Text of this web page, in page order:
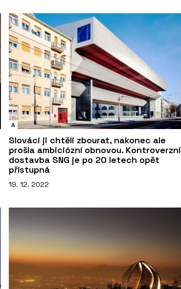
A
Slováci ji chtěli zbourat, nakonec ale
prošla ambiciózní obnovou. Kontroverzní
dostavba SNG je po 20 letech opět
přístupná
19. 12. 2022